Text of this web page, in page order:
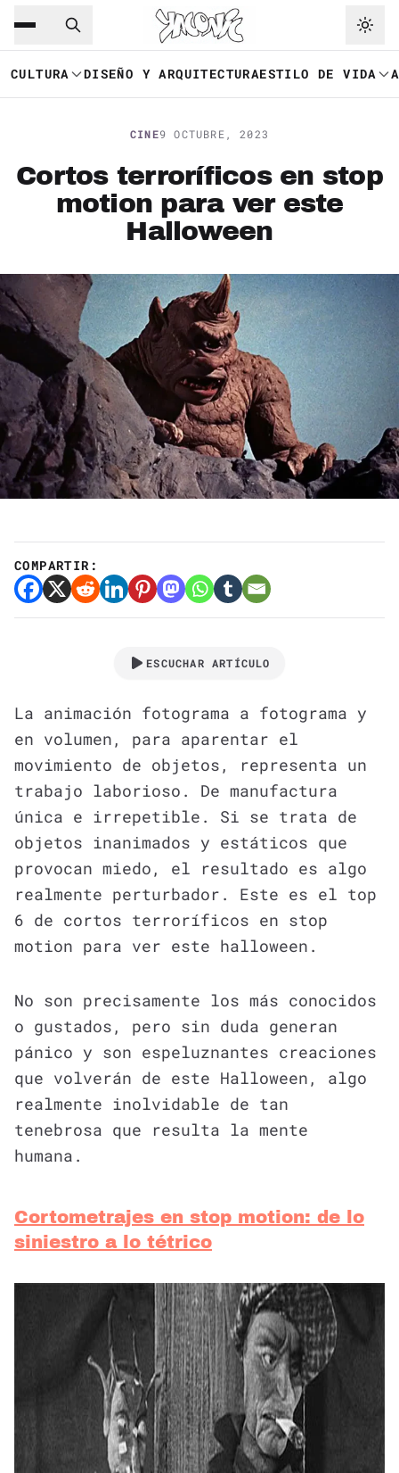
Saltar al contenido principal
CULTURA DISEÑO Y ARQUITECTURAESTILO DE VIDA
CINE9 OCTUBRE, 2023
Cortos terroríficos en stop
motion para ver este
Halloween
COMPARTIR:
ESCUCHAR ARTÍCULO
La animación fotograma a fotograma y
en volumen, para aparentar el
movimiento de objetos, representa un
trabajo laborioso. De manufactura
única e irrepetible. Si se trata de
objetos inanimados y estáticos que
provocan miedo, el resultado es algo
realmente perturbador. Este es el top
6 de cortos terroríficos en stop
motion para ver este halloween.
No son precisamente los más conocidos
o gustados, pero sin duda generan
pánico y son espeluznantes creaciones
que volverán de este Halloween, algo
realmente inolvidable de tan
tenebrosa que resulta la mente
humana.
Cortometrajes en stop motion: de lo
siniestro a lo tétrico